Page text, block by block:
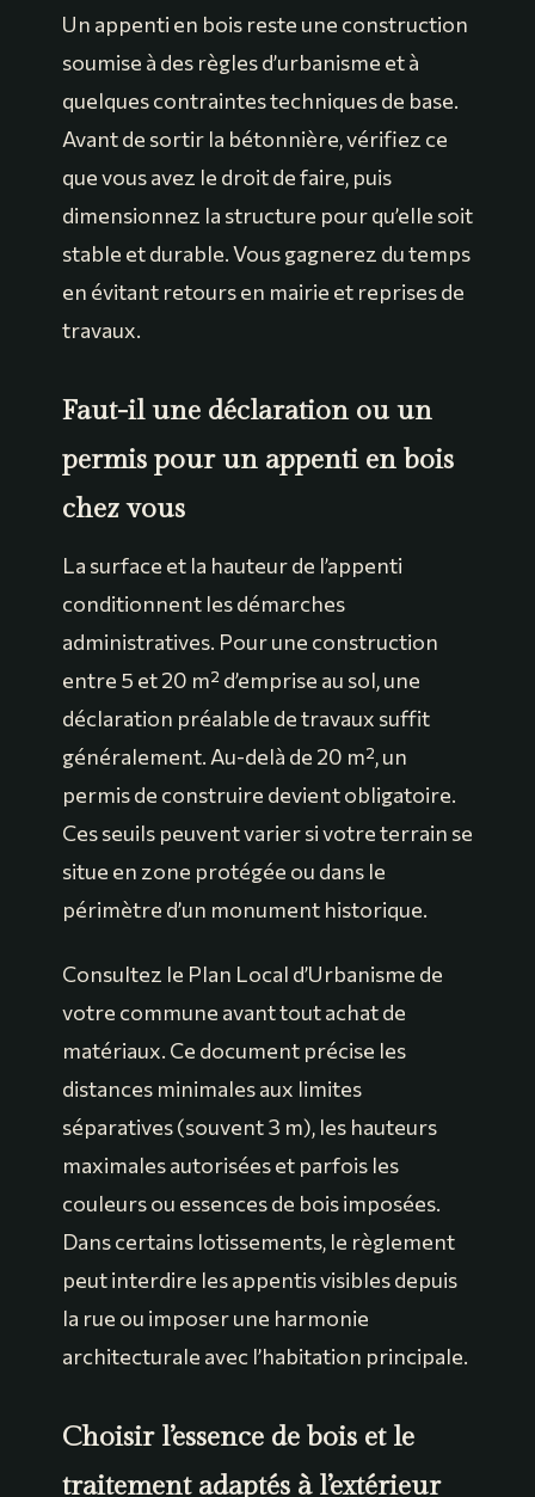
Un appenti en bois reste une construction
soumise à des règles d’urbanisme et à
quelques contraintes techniques de base.
Avant de sortir la bétonnière, vérifiez ce
que vous avez le droit de faire, puis
dimensionnez la structure pour qu’elle soit
stable et durable. Vous gagnerez du temps
en évitant retours en mairie et reprises de
travaux.
Faut-il une déclaration ou un
permis pour un appenti en bois
chez vous
La surface et la hauteur de l’appenti
conditionnent les démarches
administratives. Pour une construction
entre 5 et 20 m² d’emprise au sol, une
déclaration préalable de travaux suffit
généralement. Au-delà de 20 m², un
permis de construire devient obligatoire.
Ces seuils peuvent varier si votre terrain se
situe en zone protégée ou dans le
périmètre d’un monument historique.
Consultez le Plan Local d’Urbanisme de
votre commune avant tout achat de
matériaux. Ce document précise les
distances minimales aux limites
séparatives (souvent 3 m), les hauteurs
maximales autorisées et parfois les
couleurs ou essences de bois imposées.
Dans certains lotissements, le règlement
peut interdire les appentis visibles depuis
la rue ou imposer une harmonie
architecturale avec l’habitation principale.
Choisir l’essence de bois et le
traitement adaptés à l’extérieur